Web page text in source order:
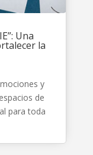
Una
la
y
de
para toda